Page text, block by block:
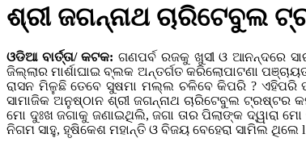
ଶ୍ରୀ ଜଗନ୍ନାଥ ଚାରିଟେବୁଲ
ଓଡିଆ ବାର୍ତ୍ତା/ କଟକ: ଗଣପର୍ବ ରଜକୁ ଖୁସୀ ଓ ଆନନ୍ଦରେ
ଜିଲ୍ଲାର ମାର୍ଶାଘାଇ ବ୍ଲକ ଅନ୍ତର୍ଗତ କରିଲୋପାଟଣା
ରାସନ ମିଳୁଛି ତେବେ ସୁଷମା ମଲ୍ଲ ଚଳିବେ କିପରି ? ଏହିପରି
ସାମାଜିକ ଅନୁଷ୍ଠାନ ଶ୍ରୀ ଜଗନ୍ନାଥ ଚାରିଟେବୁଲ ଟ୍ରଷ୍ଟର
ମୋ ଦୁଃଖ ଜଗାକୁ ଜଣାଇଥିଲି, ଜଗା ତାର ପିଲାଙ୍କ ଦ୍ୱାରା
ନିଗମ ସାହୁ, ହୃଷିକେଶ ମହାନ୍ତି ଓ ବିଜୟ ବେହେରା ସାମିଲ ଥିଲେ l